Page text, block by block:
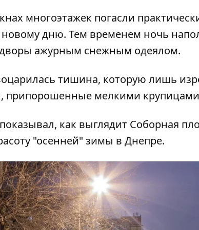
многоэтажек погасли
новому дню. Тем временем ночь
ажурным снежным одеялом.
тишина, которую лишь
припорошенные мелкими крупицами
как выглядит Соборная
"осенней" зимы в Днепре.